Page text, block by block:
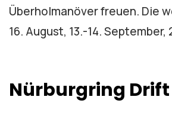
Überholmanöver freuen. Die
16. August, 13.-14.
Nürburgring